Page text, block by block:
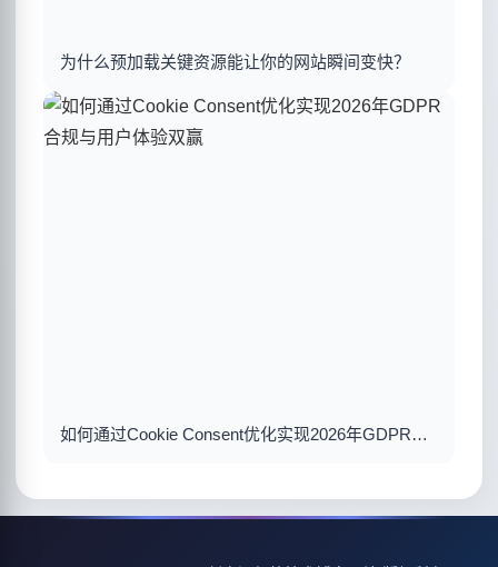
为什么预加载关键资源能让你的网站瞬间变快？
如何通过Cookie Consent优化实现2026年GDPR合规与用户体验双赢